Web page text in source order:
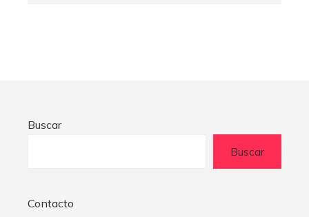
Buscar
Buscar
Contacto